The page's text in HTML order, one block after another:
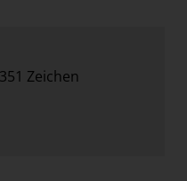
Zeichen